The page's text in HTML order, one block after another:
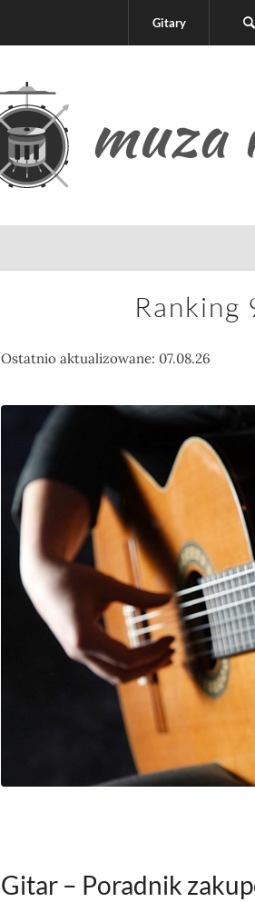
Gitary
Ranking
Ostatnio aktualizowane: 07.08.26
Gitar – Poradnik